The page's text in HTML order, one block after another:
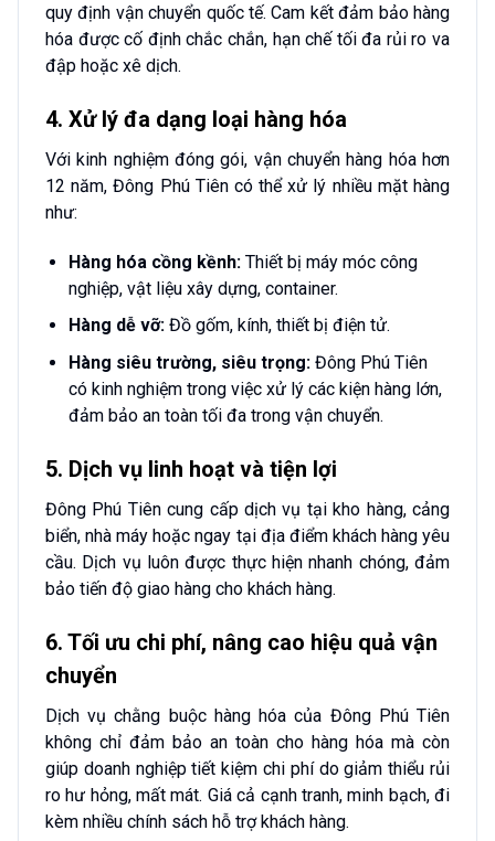
quy định vận chuyển quốc tế. Cam kết đảm bảo hàng
hóa được cố định chắc chắn, hạn chế tối đa rủi ro va
đập hoặc xê dịch.
4. Xử lý đa dạng loại hàng hóa
Với kinh nghiệm đóng gói, vận chuyển hàng hóa hơn
12 năm, Đông Phú Tiên có thể xử lý nhiều mặt hàng
như:
Hàng hóa cồng kềnh:Thiết bị máy móc công
nghiệp, vật liệu xây dựng, container.
Hàng dễ vỡ:Đồ gốm, kính, thiết bị điện tử.
Hàng siêu trường, siêu trọng:Đông Phú Tiên
có kinh nghiệm trong việc xử lý các kiện hàng lớn,
đảm bảo an toàn tối đa trong vận chuyển.
5. Dịch vụ linh hoạt và tiện lợi
Đông Phú Tiên cung cấp dịch vụ tại kho hàng, cảng
biển, nhà máy hoặc ngay tại địa điểm khách hàng yêu
cầu. Dịch vụ luôn được thực hiện nhanh chóng, đảm
bảo tiến độ giao hàng cho khách hàng.
6. Tối ưu chi phí, nâng cao hiệu quả vận
chuyển
Dịch vụ chằng buộc hàng hóa của Đông Phú Tiên
không chỉ đảm bảo an toàn cho hàng hóa mà còn
giúp doanh nghiệp tiết kiệm chi phí do giảm thiểu rủi
ro hư hỏng, mất mát. Giá cả cạnh tranh, minh bạch, đi
kèm nhiều chính sách hỗ trợ khách hàng.